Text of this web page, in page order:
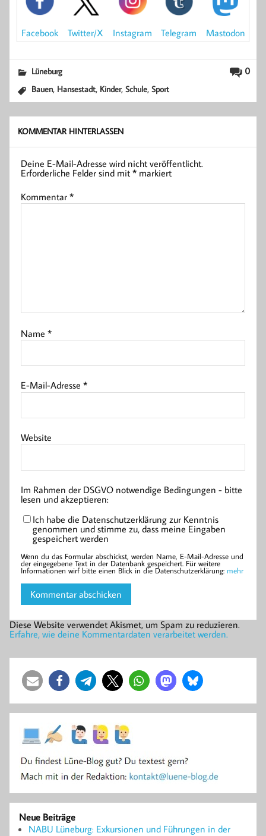
Facebook Twitter/X Instagram Telegram Mastodon
0
Lüneburg
Bauen, Hansestadt, Kinder,Schule,Sport
KOMMENTAR HINTERLASSEN
Deine E-Mail-Adresse wird nicht veröffentlicht.
Erforderliche Felder sind mit* markiert
Kommentar*
Name*
E-Mail-Adresse*
Website
Im Rahmen der DSGVO notwendige Bedingungen - bitte
lesen und akzeptieren:
Ich habe die Datenschutzerklärung zur Kenntnis
genommen und stimme zu, dass meine Eingaben
gespeichert werden
Wenn du das Formular abschickst, werden Name, E-Mail-Adresse und
der eingegebene Text in der Datenbank gespeichert. Für weitere
Informationen wirf bitte einen Blick in die Datenschutzerklärung: mehr
Diese Website verwendet Akismet, um Spam zu reduzieren.
Erfahre, wie deine Kommentardaten verarbeitet werden.
Neue Beiträge
NABU Lüneburg: Exkursionen und Führungen in der